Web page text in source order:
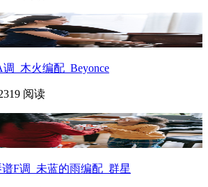
_木火编配_Beyonce
阅读
F调_未蓝的雨编配_群星